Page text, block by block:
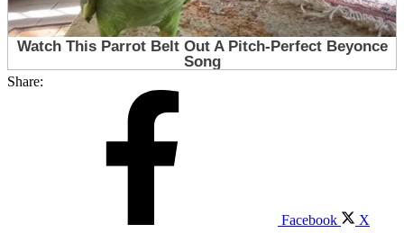
Share:
Facebook X